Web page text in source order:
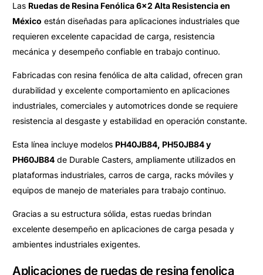
Las Ruedas de Resina Fenólica 6×2 Alta Resistencia en
México están diseñadas para aplicaciones industriales que
requieren excelente capacidad de carga, resistencia
mecánica y desempeño confiable en trabajo continuo.
Fabricadas con resina fenólica de alta calidad, ofrecen gran
durabilidad y excelente comportamiento en aplicaciones
industriales, comerciales y automotrices donde se requiere
resistencia al desgaste y estabilidad en operación constante.
Esta línea incluye modelos PH40JB84, PH50JB84 y
PH60JB84 de Durable Casters, ampliamente utilizados en
plataformas industriales, carros de carga, racks móviles y
equipos de manejo de materiales para trabajo continuo.
Gracias a su estructura sólida, estas ruedas brindan
excelente desempeño en aplicaciones de carga pesada y
ambientes industriales exigentes.
Aplicaciones de ruedas de resina fenolica